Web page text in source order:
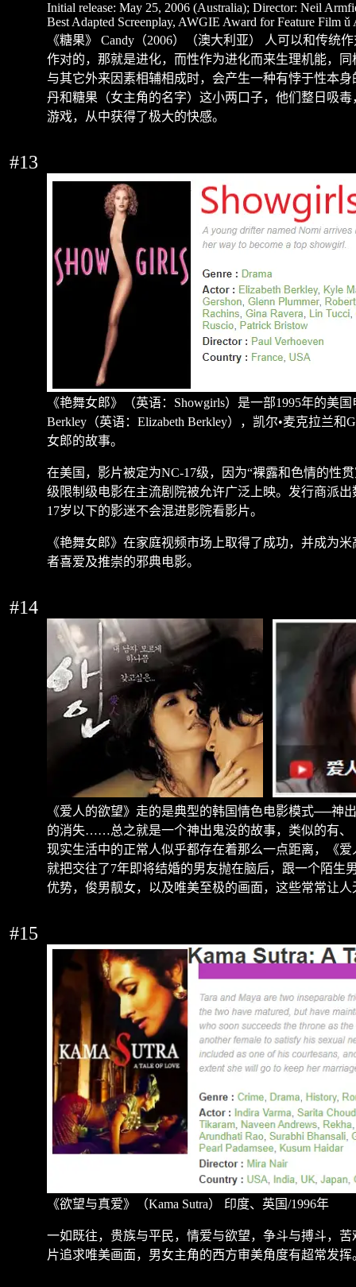
Initial release: May 25, 2006 (Australia); Director: Neil
Best Adapted Screenplay, AWGIE Award for Feature Film ǔ
《糖果》
Candy （2006）（澳大利亚）
人可以和传统
作对的，那就是进化，而性作为进化而来生理机能，
与其它外来因素相辅相成时，会产生一种有悖于性本
丹和糖果（女主角的名字）这小两口子，他们整日吸
游戏，从中获得了极大的快感。
#13
《艳舞女郎》（英语： Showgirls）是一部1995年的美国
Berkley （英语： Elizabeth Berkley），凯尔•麦克拉兰和
女郎的故事。
在美国，影片被定为NC-17级，因为“裸露和色情的性
级限制级电影在主流剧院被允许广泛上映。发行商派
17岁以下的影迷不会混进影院看影片。
《艳舞女郎》在家庭视频市场上取得了成功，并成为
者喜爱及推崇的邪典电影。
#14
《爱人的欲望》走的是典型的韩国情色电影模式──神
的消失……总之就是一个神出鬼没的故事，类似的有
现实生活中的正常人似乎都存在着那么一点距离，《
就把交往了7年即将结婚的男友抛在脑后，跟一个陌生
优势，俊男靓女，以及唯美至极的画面，这些常常让
#15
《欲望与真爱》（Kama Sutra） 印度、英国/1996年
一如既往，贵族与平民，情爱与欲望，争斗与搏斗，
片追求唯美画面，男女主角的西方审美角度有超常发挥